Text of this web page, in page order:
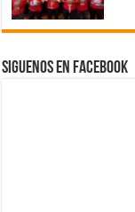
Siguenos en Facebook